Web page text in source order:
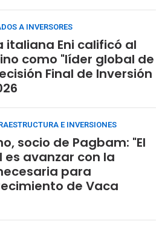
A INVERSORES
italiana Eni calificó al
como "líder global de
Final de Inversión
E INVERSIONES
socio de Pagbam: "El
avanzar con la
para
de Vaca